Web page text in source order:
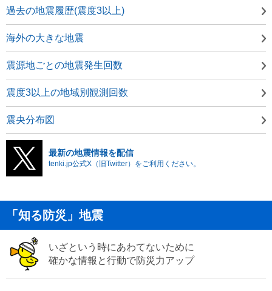
過去の地震履歴(震度3以上)
海外の大きな地震
震源地ごとの地震発生回数
震度3以上の地域別観測回数
震央分布図
最新の地震情報を配信
tenki.jp公式X（旧Twitter）をご利用ください。
「知る防災」地震
いざという時にあわてないために
確かな情報と行動で防災力アップ